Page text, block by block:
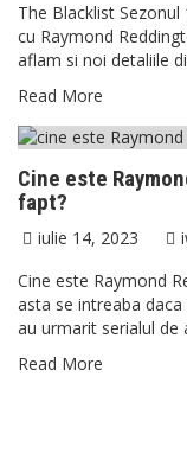
The Blacklist Sezonul
cu Raymond
aflam si noi detaliile
Read More
SERIALE si TV
Cine este
fapt?
iulie 14, 2023
Cine este Raymond
asta se intreaba
au urmarit serialul de
Read More